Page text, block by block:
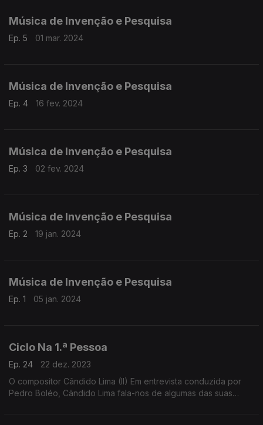
Música de Invenção e Pesquisa
Ep. 5 01 mar. 2024
Música de Invenção e Pesquisa
Ep. 4 16 fev. 2024
Música de Invenção e Pesquisa
Ep. 3 02 fev. 2024
Música de Invenção e Pesquisa
Ep. 2 19 jan. 2024
Música de Invenção e Pesquisa
Ep. 1 05 jan. 2024
Ciclo Na 1.ª Pessoa
Ep. 24
22 dez. 2023
O compositor Cândido Lima (II) Em entrevista conduzida por
Pedro Boléo, Cândido Lima fala-nos de algumas das suas